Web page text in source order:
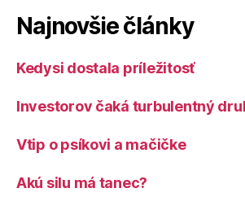
Najnovšie články
Kedysi dostala príležitosť
Investorov čaká turbulentný
Vtip o psíkovi a mačičke
Akú silu má tanec?